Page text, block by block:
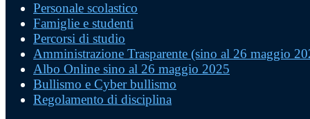
Personale scolastico
Famiglie e studenti
Percorsi di studio
Amministrazione Trasparente (sino al 26 maggio
Albo Online sino al 26 maggio 2025
Bullismo e Cyber bullismo
Regolamento di disciplina